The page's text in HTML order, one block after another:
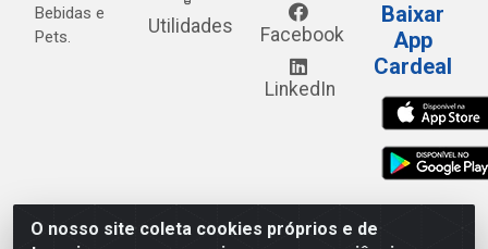
O nosso site coleta cookies próprios e de
Bebidas e
Pets.
Utilidades Facebook
LinkedIn
Baixar
App
Cardeal
Cardeal Distribuidora - Estrada Alto do Moura, 582 - Alto